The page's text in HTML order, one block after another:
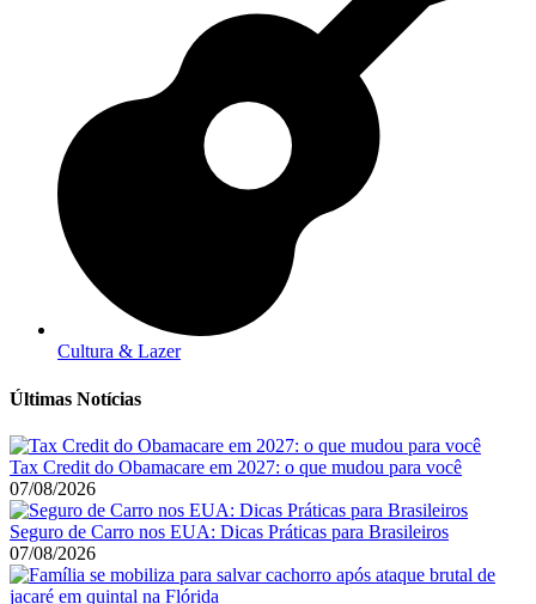
Cultura & Lazer
Últimas Notícias
Tax Credit do Obamacare em 2027: o que mudou para você
07/08/2026
Seguro de Carro nos EUA: Dicas Práticas para Brasileiros
07/08/2026